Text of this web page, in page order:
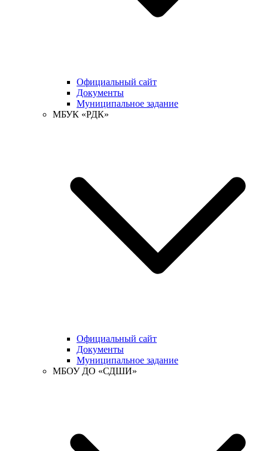
Официальный сайт
Документы
Муниципальное задание
МБУК «РДК»
Официальный сайт
Документы
Муниципальное задание
МБОУ ДО «СДШИ»